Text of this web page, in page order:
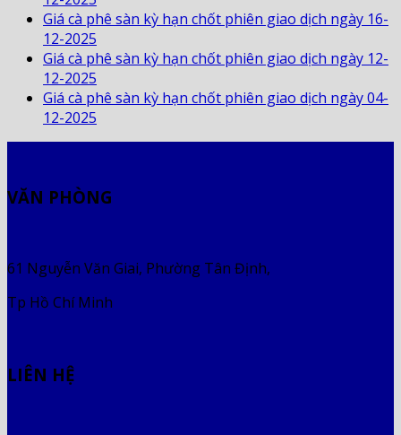
Giá cà phê sàn kỳ hạn chốt phiên giao dịch ngày 16-
12-2025
Giá cà phê sàn kỳ hạn chốt phiên giao dịch ngày 12-
12-2025
Giá cà phê sàn kỳ hạn chốt phiên giao dịch ngày 04-
12-2025
VĂN PHÒNG
61 Nguyễn Văn Giai, Phường Tân Định,
Tp Hồ Chí Minh
LIÊN HỆ